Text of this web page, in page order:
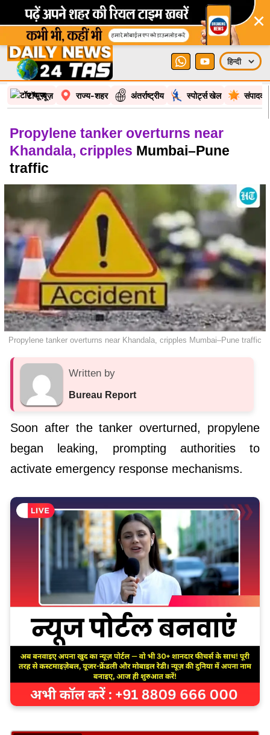
×
टॉप न्यूज़ राज्य-शहर अंतर्राष्ट्रीय स्पोर्ट्स खेल
Propylene tanker overturns near
Khandala, cripples Mumbai–Pune
traffic
Propylene tanker overturns near Khandala, cripples Mumbai–Pune traffic
Written by
Bureau Report
Soon after the tanker overturned, propylene
began leaking, prompting authorities to
activate emergency response mechanisms.